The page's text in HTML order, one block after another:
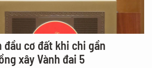
đầu cơ đất khi chi gần
xây Vành đai 5